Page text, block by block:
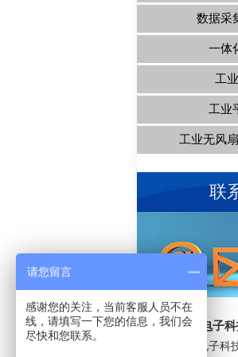
数据采
一体
工
工业
工业无风
联
上海洋嘉电子
上海洋嘉电子科
请您留言
感谢您的关注，当前客服人员不在
线，请填写一下您的信息，我们会
尽快和您联系。